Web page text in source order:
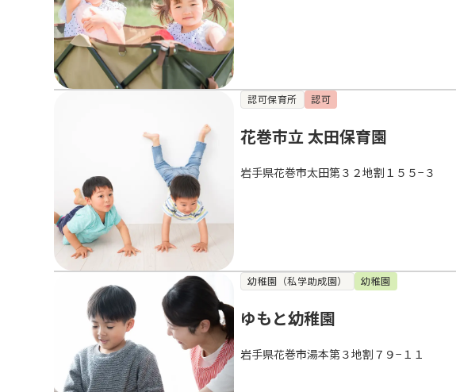
認可保育所 認可
花巻市立 太田保育園
岩手県花巻市太田第３２地割１５５−３
幼稚園（私学助成園） 幼稚園
ゆもと幼稚園
岩手県花巻市湯本第３地割７９−１１